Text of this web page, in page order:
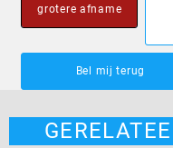
grotere afname
Bel mij terug